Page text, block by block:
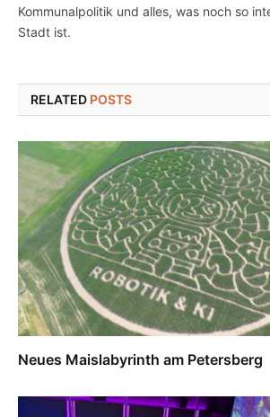
Kommunalpolitik und alles, was noch so
Stadt ist.
RELATED POSTS
Neues Maislabyrinth am Petersberg